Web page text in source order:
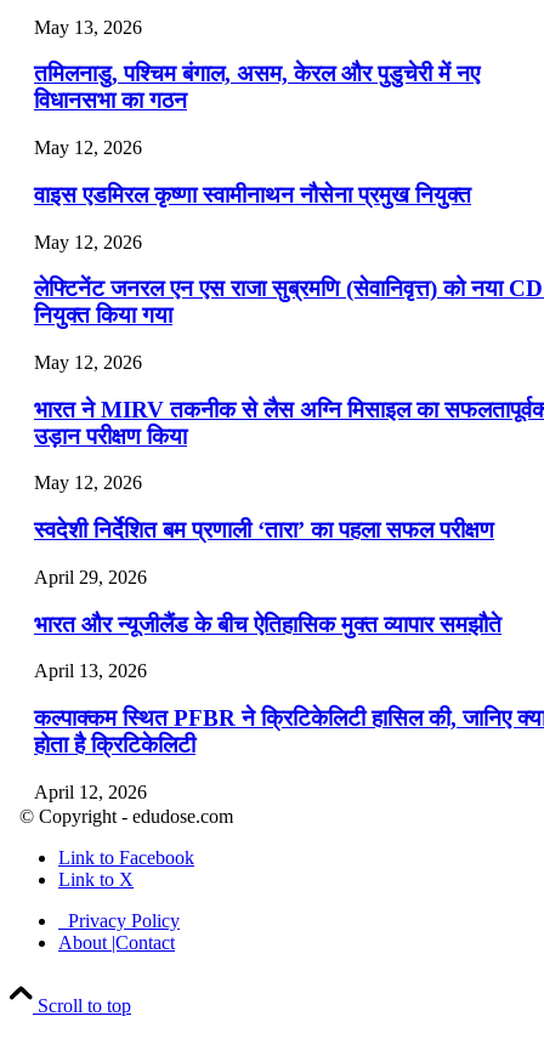
July 19, 2026
📝 डेली करेंट अफेयर्स: 16-18 जुलाई 2026
May 13, 2026
तमिलनाडु, पश्चिम बंगाल, असम, केरल और पुडुचेरी में नए
विधानसभा का गठन
May 12, 2026
वाइस एडमिरल कृष्णा स्वामीनाथन नौसेना प्रमुख नियुक्त
May 12, 2026
लेफ्टिनेंट जनरल एन एस राजा सुब्रमणि (सेवानिवृत्त) को नया
नियुक्त किया गया
May 12, 2026
भारत ने MIRV तकनीक से लैस अग्नि मिसाइल का
उड़ान परीक्षण किया
May 12, 2026
स्वदेशी निर्देशित बम प्रणाली ‘तारा’ का पहला सफल परीक्षण
April 29, 2026
भारत और न्यूजीलैंड के बीच ऐतिहासिक मुक्त व्यापार समझौते
April 13, 2026
कल्पाक्कम स्थित PFBR ने क्रिटिकेलिटी हासिल की, जानिए
होता है क्रिटिकेलिटी
April 12, 2026
April 9, 2026
नासा का आर्टेमिस-2 मिशन: मनुष्य एक बार फिर से चंद्रमा के
पहुंचा
April 7, 2026
© Copyright - edudose.com
Link to Facebook
Link to X
Privacy Policy
About |Contact
Scroll to top